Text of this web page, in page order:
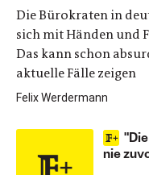
Die Bürokraten in
sich mit Händen und
Das kann schon
aktuelle Fälle zeigen
Felix Werdermann
nie